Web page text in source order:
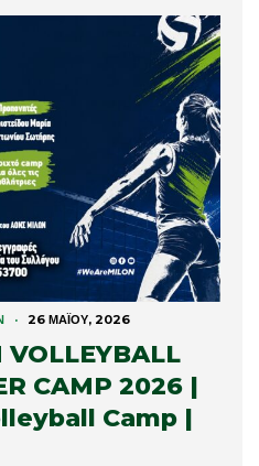
· 26 ΜΑΪ́ΟΥ, 2026
VOLLEYBALL
CAMP 2026 |
Camp |